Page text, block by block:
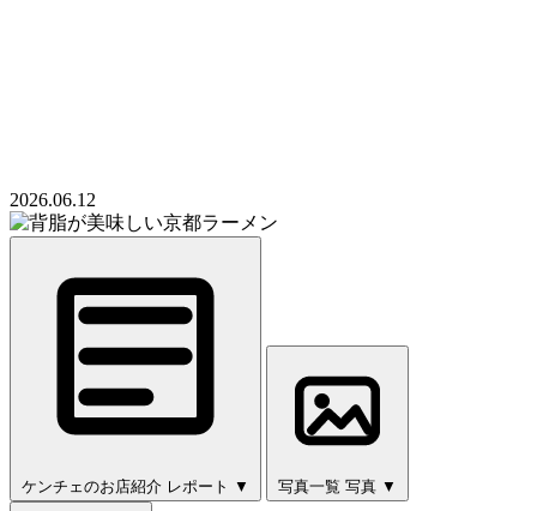
2026.06.12
ケンチェのお店紹介 レポート ▼ 写真一覧 写真 ▼